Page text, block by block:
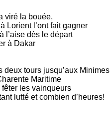
viré la bouée,
Lorient l’ont fait gagner
l’aise dès le départ
à Dakar
deux tours jusqu’aux Minimes
Maritime
les vainqueurs
lutté et combien d’heures!